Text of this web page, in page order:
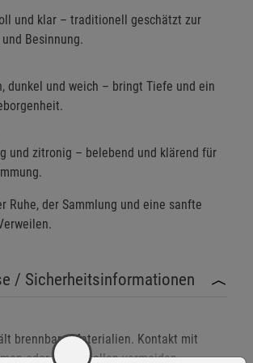
und klar – traditionell geschätzt zur
Besinnung.
dunkel und weich – bringt Tiefe und ein
und zitronig – belebend und klärend für
Ruhe, der Sammlung und eine sanfte
/ Sicherheitsinformationen
brennbare Materialien. Kontakt mit
oder Hitzequellen vermeiden.